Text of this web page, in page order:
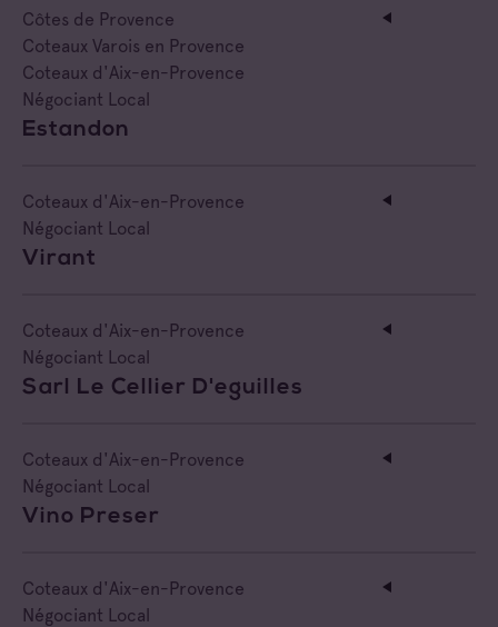
Côtes de Provence
Coteaux Varois en Provence
Coteaux d'Aix-en-Provence
Négociant Local
Estandon
Coteaux d'Aix-en-Provence
Négociant Local
Virant
Coteaux d'Aix-en-Provence
Négociant Local
Sarl Le Cellier D'eguilles
Coteaux d'Aix-en-Provence
Négociant Local
Vino Preser
Coteaux d'Aix-en-Provence
Négociant Local